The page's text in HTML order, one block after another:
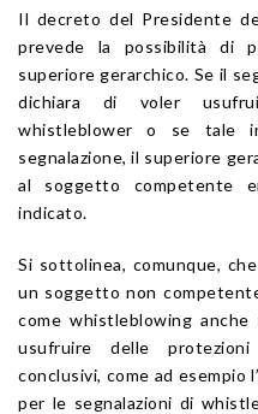
Il decreto del Presidente
prevede la possibilità di
superiore gerarchico. Se il
dichiara di voler
whistleblower o se tale
segnalazione, il superiore
al soggetto competente
indicato.
Si sottolinea, comunque,
un soggetto non
come whistleblowing
usufruire delle
conclusivi, come ad esempio
per le segnalazioni di